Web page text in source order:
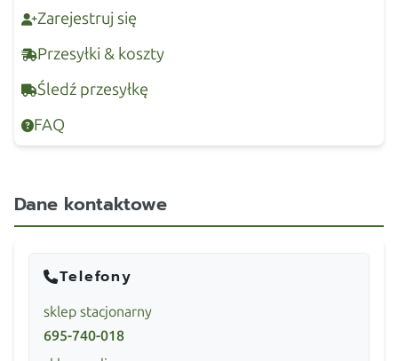
Zarejestruj się
Przesyłki & koszty
Śledź przesyłkę
FAQ
Dane kontaktowe
Telefony
sklep stacjonarny
695-740-018